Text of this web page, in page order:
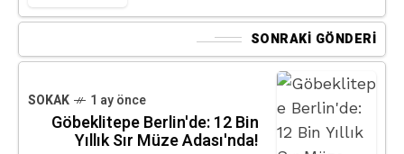
SONRAKI GÖNDERI
SOKAK 1 ay önce
Göbeklitepe Berlin'de: 12 Bin
Yıllık Sır Müze Adası'nda!